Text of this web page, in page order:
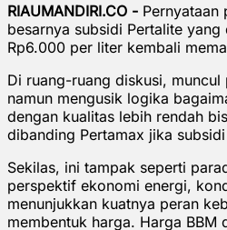
RIAUMANDIRI.CO - Pernyataan
besarnya subsidi Pertalite
Rp6.000 per liter kembali
Di ruang-ruang diskusi, muncul
namun mengusik logika
dengan kualitas lebih rendah
dibanding Pertamax jika
Sekilas, ini tampak seperti
perspektif ekonomi energi,
menunjukkan kuatnya peran
membentuk harga. Harga BBM